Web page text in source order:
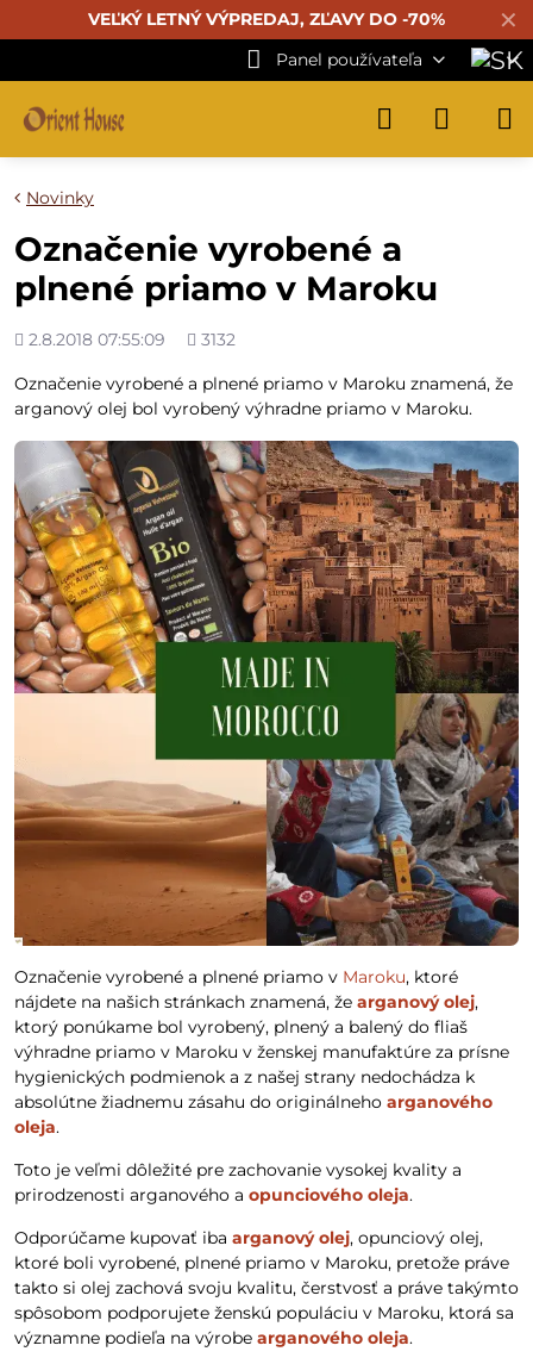
✕
VEĽKÝ LETNÝ VÝPREDAJ, ZĽAVY DO -70%
Panel používateľa
Novinky
Označenie vyrobené a
plnené priamo v Maroku
Pridané
2.8.2018 07:55:09
Počet
3132
Označenie vyrobené a plnené priamo v Maroku znamená, že
arganový olej bol vyrobený výhradne priamo v Maroku.
Označenie vyrobené a plnené priamo v Maroku, ktoré
nájdete na našich stránkach znamená, že arganový olej,
ktorý ponúkame bol vyrobený, plnený a balený do fliaš
výhradne priamo v Maroku v ženskej manufaktúre za prísne
hygienických podmienok a z našej strany nedochádza k
absolútne žiadnemu zásahu do originálneho arganového
oleja.
Toto je veľmi dôležité pre zachovanie vysokej kvality a
prirodzenosti arganového a opunciového oleja.
Odporúčame kupovať iba arganový olej, opunciový olej,
ktoré boli vyrobené, plnené priamo v Maroku, pretože práve
takto si olej zachová svoju kvalitu, čerstvosť a práve takýmto
spôsobom podporujete ženskú populáciu v Maroku, ktorá sa
významne podieľa na výrobe arganového oleja.